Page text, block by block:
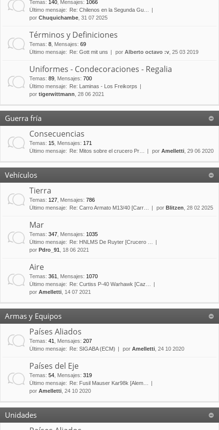
Temas: 140 Mensajes: 1066
Último mensaje:
Re: Chilenos en la Segunda Gu…
por Chuquichambe , 31 07 2025
Términos y Definiciones
Temas: 8 Mensajes: 69
Último mensaje:
Re: Gott mit uns por Alberto octavo :v , 25 03 2019
Uniformes - Condecoraciones - Regalia
Temas: 89 Mensajes: 700
Último mensaje:
Re: Laminas - Los Freikorps
por tigerwittmann , 28 06 2021
Guerra fría
Consecuencias
Temas: 15 Mensajes: 171
Último mensaje:
Re: Mitos sobre el crucero Pr… por Amelletti , 29 06 2020
Vehículos
Tierra
Temas: 127 Mensajes: 786
Último mensaje:
Re: Carro Armato M13/40 [Carr… por Blitzen , 28 02 2025
Mar
Temas: 347 Mensajes: 1035
Último mensaje:
Re: HNLMS De Ruyter [Crucero …
por Pdro_91 , 18 06 2021
Aire
Temas: 361 Mensajes: 1070
Último mensaje:
Re: Curtiss P-40 Warhawk [Caz…
por Amelletti , 14 07 2021
Armas y Equipos
Países Aliados
Temas: 41 Mensajes: 207
Último mensaje:
Re: SIGABA (ECM) por Amelletti , 24 10 2020
Países del Eje
Temas: 54 Mensajes: 319
Último mensaje:
Re: Fusil Mauser Kar98k [Alem…
por Amelletti , 24 10 2020
Unidades